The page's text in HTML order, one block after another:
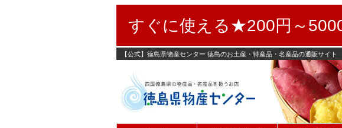
すぐに使える★200円～
【公式】徳島県物産センター 徳島のお土産・特産品・名産品の通販サイト